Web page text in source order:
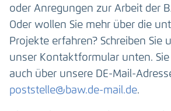
oder Anregungen zur Arbeit der
Oder wollen Sie mehr über die
Projekte erfahren? Schreiben Sie
unser Kontaktformular unten.
auch über unsere DE-Mail-
poststelle@baw.de-mail.de.